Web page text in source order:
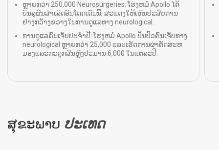
ຫຼາຍກວ່າ 250,000 Neurosurgeries: ໂຮງຫມໍ Apollo ໄດ້
ບັນລຸຜົນສໍາເລັດອັນໂດດເດັ່ນນີ້, ສະແດງໃຫ້ເຫັນປະສົບການ
ຢ່າງກວ້າງຂວາງໃນການດູແລທາງ neurological.
ການດູແລຄົນເຈັບປະຈໍາປີ: ໂຮງຫມໍ Apollo ປິ່ນປົວຄົນເຈັບທາງ
neurological ຫຼາຍກວ່າ 25,000 ແລະເຮັດການຜ່າຕັດສະຫ
ມອງແລະກະດູກສັນຫຼັງປະມານ 6,000 ໃນແຕ່ລະປີ.
ສຸຂະພາບ ປະ​ເທດ